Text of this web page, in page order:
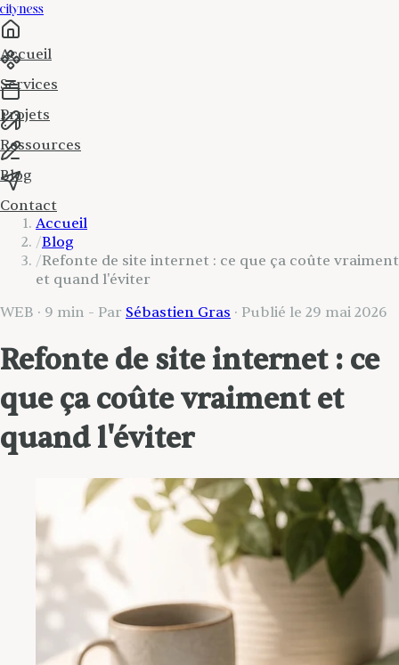
cityness
Accueil
Services
Projets
Ressources
Blog
Contact
Accueil
/Blog
/Refonte de site internet : ce que ça coûte vraiment
et quand l'éviter
WEB · 9 min - Par Sébastien Gras · Publié le 29 mai 2026
Refonte de site internet : ce
que ça coûte vraiment et
quand l'éviter